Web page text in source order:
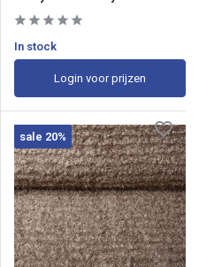
In stock
Login voor prijzen
sale 20%